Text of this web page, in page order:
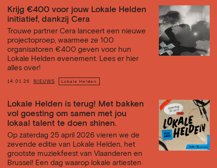
Krijg €400 voor jouw Lokale Helden
initiatief, dankzij Cera
Trouwe partner Cera lanceert een nieuwe
projectoproep, waarmee ze 100
organisatoren €400 geven voor hun
Lokale Helden evenement. Lees er hier
alles over!
14.01.26 NIEUWS Lokale Helden
Lokale Helden is terug! Met bakken
vol goesting om samen met jou
lokaal talent te doen shinen.
Op zaterdag 25 april 2026 vieren we de
zevende editie van Lokale Helden, het
grootste muziekfeest van Vlaanderen en
Brussel! Een dag waarop lokale artiesten